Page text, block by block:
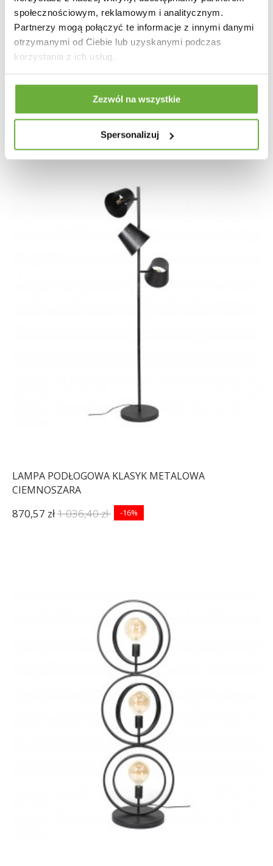
społecznościowym, reklamowym i analitycznym.
Partnerzy mogą połączyć te informacje z innymi danymi
otrzymanymi od Ciebie lub uzyskanymi podczas
korzystania z ich usług.
Zezwól na wszystkie
Spersonalizuj
LAMPA PODŁOGOWA FORMA CZARNO-ZŁOTA
1 107,90 zł -11%
LAMPA PODŁOGOWA KLASYK METALOWA
CIEMNOSZARA
870,57 zł1 036,40 zł -16%